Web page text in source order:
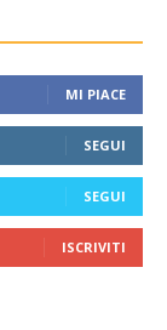
MI PIACE
SEGUI
SEGUI
ISCRIVITI